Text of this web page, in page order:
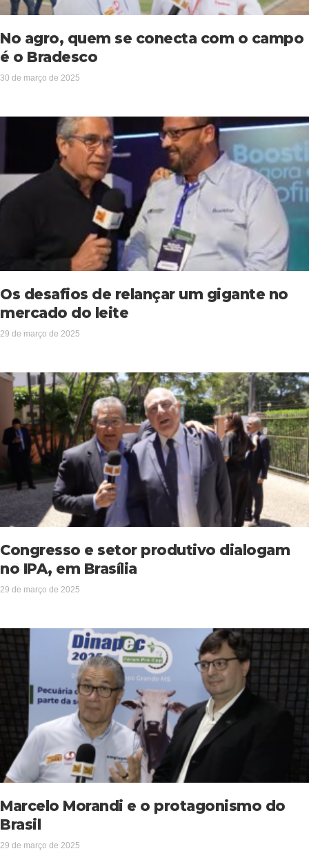
No agro, quem se conecta com o campo
é o Bradesco
30 de março de 2025
Os desafios de relançar um gigante no
mercado do leite
29 de março de 2025
Congresso e setor produtivo dialogam
no IPA, em Brasília
29 de março de 2025
Marcelo Morandi e o protagonismo do
Brasil
29 de março de 2025